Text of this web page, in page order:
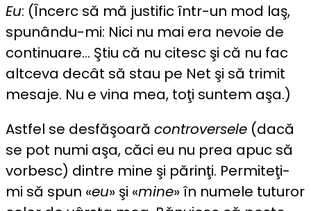
Eu: (Încerc să mă justific într-un mod laş,
spunându-mi: Nici nu mai era nevoie de
continuare… Ştiu că nu citesc şi că nu fac
altceva decât să stau pe Net şi să trimit
mesaje. Nu e vina mea, toţi suntem aşa.)
Astfel se desfăşoară controversele (dacă
se pot numi aşa, căci eu nu prea apuc să
vorbesc) dintre mine şi părinţi. Permiteţi-
mi să spun «eu» şi «mine» în numele tuturor